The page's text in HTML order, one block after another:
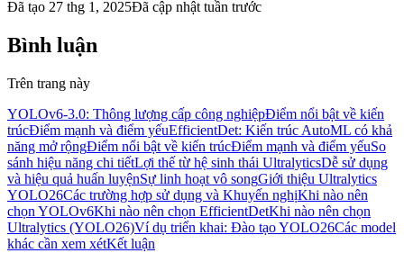
Đã tạo 27 thg 1, 2025Đã cập nhật tuần trước
Bình luận
Trên trang này
YOLOv6-3.0: Thông lượng cấp công nghiệpĐiểm nổi bật về kiến
trúcĐiểm mạnh và điểm yếuEfficientDet: Kiến trúc AutoML có khả
năng mở rộngĐiểm nổi bật về kiến trúcĐiểm mạnh và điểm yếuSo
sánh hiệu năng chi tiếtLợi thế từ hệ sinh thái UltralyticsDễ sử dụng
và hiệu quả huấn luyệnSự linh hoạt vô songGiới thiệu Ultralytics
YOLO26Các trường hợp sử dụng và Khuyến nghịKhi nào nên
chọn YOLOv6Khi nào nên chọn EfficientDetKhi nào nên chọn
Ultralytics (YOLO26)Ví dụ triển khai: Đào tạo YOLO26Các model
khác cần xem xétKết luận